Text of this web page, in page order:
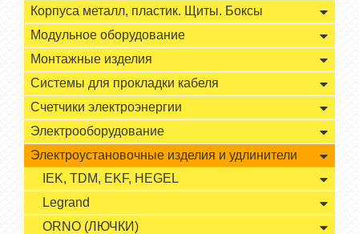
Корпуса металл, пластик. Щиты. Боксы
Модульное оборудование
Монтажные изделия
Системы для прокладки кабеля
Счетчики электроэнергии
Электрооборудование
Электроустановочные изделия и удлинители
IEK, TDM, EKF, HEGEL
Legrand
ORNO (ЛЮЧКИ)